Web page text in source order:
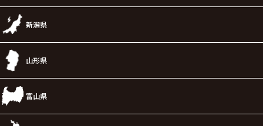
新潟県
山形県
富山県